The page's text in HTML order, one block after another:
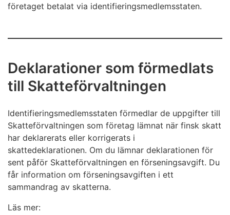
företaget betalat via identifieringsmedlemsstaten.
Deklarationer som förmedlats
till Skatteförvaltningen
Identifieringsmedlemsstaten förmedlar de uppgifter till
Skatteförvaltningen som företag lämnat när finsk skatt
har deklarerats eller korrigerats i
skattedeklarationen. Om du lämnar deklarationen för
sent påför Skatteförvaltningen en förseningsavgift. Du
får information om förseningsavgiften i ett
sammandrag av skatterna.
Läs mer: